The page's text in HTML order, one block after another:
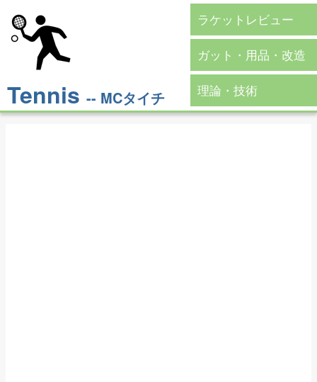
Tennis -- MCタイチ
ラケットレビュー
ガット・用品・改造
理論・技術